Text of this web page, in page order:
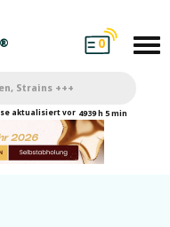
0
aktualisiert vor 4939 h 5 min